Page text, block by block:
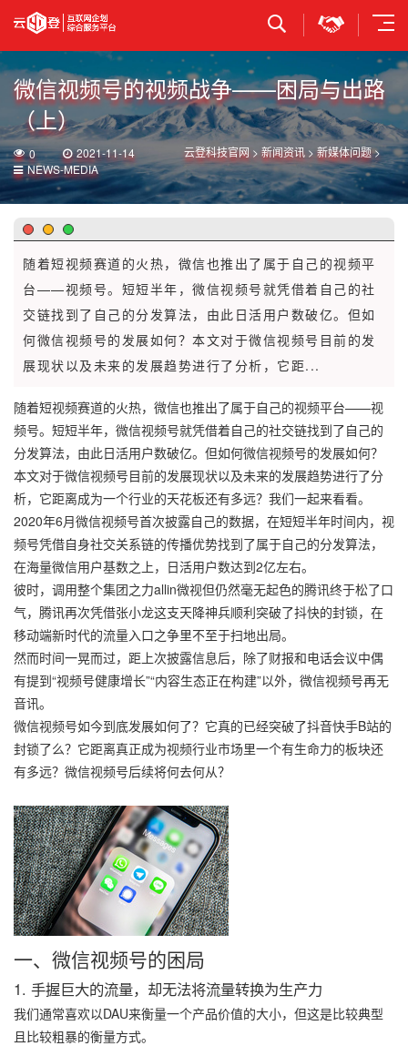
立即提交
微信视频号的视频战争——困局与出路
（上）
云登科技官网 > 新闻资讯 > 新媒体问题>
0
2021-11-14
NEWS-MEDIA
随着短视频赛道的火热，微信也推出了属于自己的视频平
台——视频号。短短半年，微信视频号就凭借着自己的社
交链找到了自己的分发算法，由此日活用户数破亿。但如
何微信视频号的发展如何？本文对于微信视频号目前的发
展现状以及未来的发展趋势进行了分析，它距...
随着短视频赛道的火热， 微信也推出了属于自己的视频平台——视
频号。短短半年，微信视频号就凭借着自己的社交链找到了自己的
分发算法，由此日活用户数破亿。但如何微信视频号的发展如何？
本文对于微信视频号目前的发展现状以及未来的发展趋势进行了分
析，它距离成为一个行业的天花板还有多远？我们一起来看看。
2020年6月微信视频号首次披露自己的数据，在短短半年时间内，视
频号凭借自身社交关系链的传播优势找到了属于自己的分发算法，
在海量微信用户基数之 上，日活用户数达到2亿左右。
彼时，调用整个集团之力allin微视但仍然毫无起色的腾讯终于松了口
气，腾讯再次凭借张小龙这支天降神兵顺利突破了抖快的封锁，在
移动端新时代的流量入口之争里不至于扫地出局。
然而时间一晃而过，距上次披露信息后，除了财报和电话会议中偶
有提到“视频号健康增长”“内容生态正在构建”以外，微信视频号再无
音讯。
微信视频号如今到底发展如何了？它真的已经突破了抖音快手B站的
封锁了么？它距离真正成为视频行业市场里一个有生命力的板块还
有多远？微信视频号后续将何去何从？
一、微信视频号的困局
1. 手握巨大的流量，却无法将流量转换为生产力
我们通常喜欢以DAU来衡量一个产品价值的大小，但这是比较典型
且比较粗暴的衡量方式。